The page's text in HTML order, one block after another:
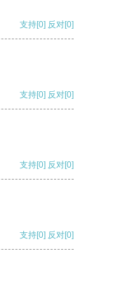
支持[0] 反对[0]
支持[0] 反对[0]
支持[0] 反对[0]
支持[0] 反对[0]